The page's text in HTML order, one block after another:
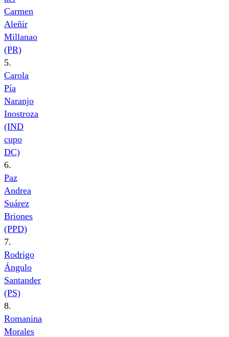
Carmen
Aleñir
Millanao
(PR)
5.
Carola
Pía
Naranjo
Inostroza
(IND
cupo
DC)
6.
Paz
Andrea
Suárez
Briones
(PPD)
7.
Rodrigo
Ángulo
Santander
(PS)
8.
Romanina
Morales